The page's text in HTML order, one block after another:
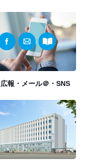
広報・メール＠・SNS